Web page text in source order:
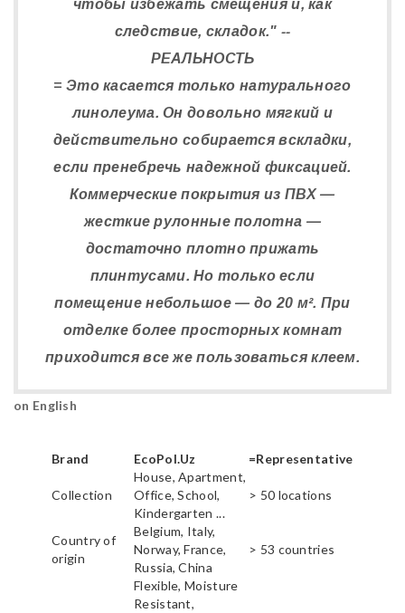
чтобы избежать смещения и, как
следствие, складок." --
РЕАЛЬНОСТЬ
= Это касается только натурального
линолеума. Он довольно мягкий и
действительно собирается вскладки,
если пренебречь надежной фиксацией.
Коммерческие покрытия из ПВХ —
жесткие рулонные полотна —
достаточно плотно прижать
плинтусами. Но только если
помещение небольшое — до 20 м². При
отделке более просторных комнат
приходится все же пользоваться клеем.
on English
Brand EcoPol.Uz =Representative
Collection
House, Apartment,
Office, School,
Kindergarten ...
> 50 locations
Country of
origin
Belgium, Italy,
Norway, France,
Russia, China
> 53 countries
Flexible, Moisture
Resistant,